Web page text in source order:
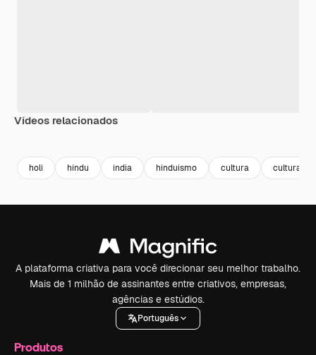
Vídeos relacionados
holi hindu india hinduismo cultura cultural
A plataforma criativa para você direcionar seu melhor trabalho.
Mais de 1 milhão de assinantes entre criativos, empresas,
agências e estúdios.
Português
Produtos